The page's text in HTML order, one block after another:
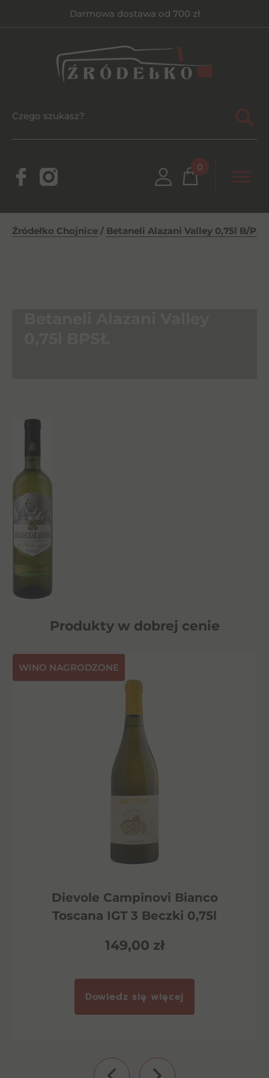
Darmowa dostawa od 700 zł
0
Źródełko Chojnice / Betaneli Alazani Valley 0,75l B/PSŁ
Produkty w dobrej cenie
⁠WINO NAGRODZONE
Dievole Campinovi Bianco
Toscana IGT 3 Beczki 0,75l
149,00 zł
Dowiedz się więcej